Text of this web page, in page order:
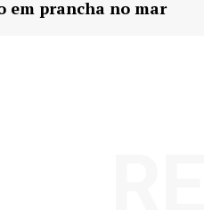
em prancha no mar